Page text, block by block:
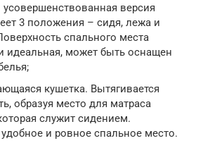
усовершенствованная версия
3 положения – сидя, лежа и
спального места
идеальная, может быть оснащен
кушетка. Вытягивается
образуя место для матраса
служит сидением.
удобное и ровное спальное место.